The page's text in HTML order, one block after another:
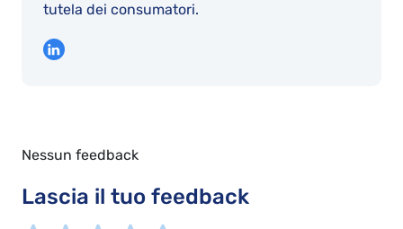
tutela dei consumatori.
Nessun feedback
Lascia il tuo feedback